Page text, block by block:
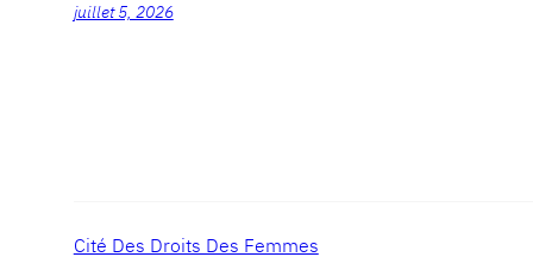
juillet 5, 2026
Cité Des Droits Des Femmes